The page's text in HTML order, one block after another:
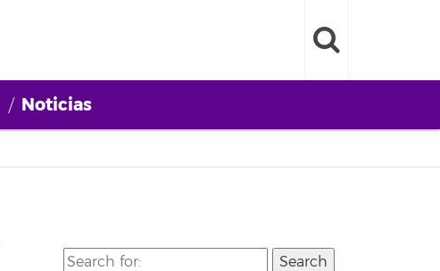
Noticias
Search